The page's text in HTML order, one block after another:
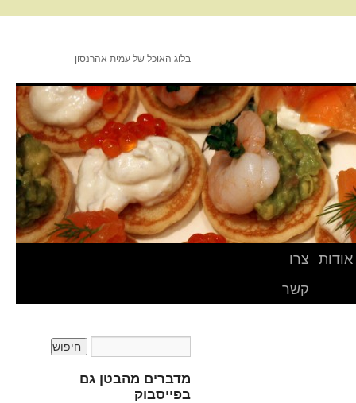
בלוג האוכל של עמית אהרנסון
אודות
צרו
קשר
מדברים מהבטן גם
בפייסבוק